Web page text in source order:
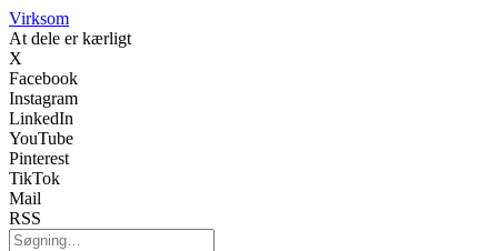
Virksom
At dele er kærligt
X
Facebook
Instagram
LinkedIn
YouTube
Pinterest
TikTok
Mail
RSS